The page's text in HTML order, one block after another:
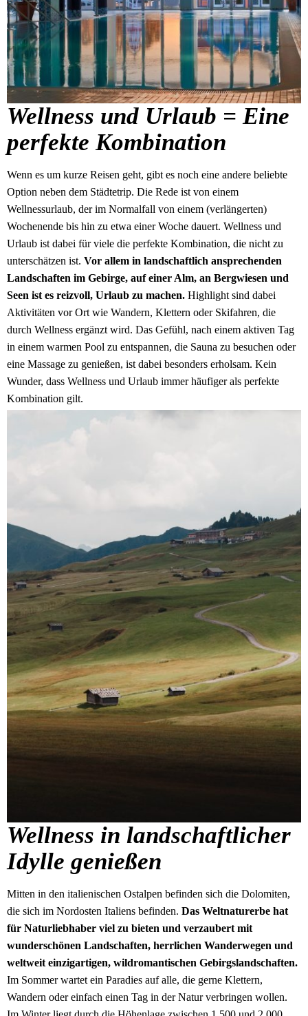
Wellness und Urlaub = Eine
perfekte Kombination
Wenn es um kurze Reisen geht, gibt es noch eine andere beliebte
Option neben dem Städtetrip. Die Rede ist von einem
Wellnessurlaub, der im Normalfall von einem (verlängerten)
Wochenende bis hin zu etwa einer Woche dauert. Wellness und
Urlaub ist dabei für viele die perfekte Kombination, die nicht zu
unterschätzen ist. Vor allem in landschaftlich ansprechenden
Landschaften im Gebirge, auf einer Alm, an Bergwiesen und
Seen ist es reizvoll, Urlaub zu machen. Highlight sind dabei
Aktivitäten vor Ort wie Wandern, Klettern oder Skifahren, die
durch Wellness ergänzt wird. Das Gefühl, nach einem aktiven Tag
in einem warmen Pool zu entspannen, die Sauna zu besuchen oder
eine Massage zu genießen, ist dabei besonders erholsam. Kein
Wunder, dass Wellness und Urlaub immer häufiger als perfekte
Kombination gilt.
Wellness in landschaftlicher
Idylle genießen
Mitten in den italienischen Ostalpen befinden sich die Dolomiten,
die sich im Nordosten Italiens befinden. Das Weltnaturerbe hat
für Naturliebhaber viel zu bieten und verzaubert mit
wunderschönen Landschaften, herrlichen Wanderwegen und
weltweit einzigartigen, wildromantischen Gebirgslandschaften.
Im Sommer wartet ein Paradies auf alle, die gerne Klettern,
Wandern oder einfach einen Tag in der Natur verbringen wollen.